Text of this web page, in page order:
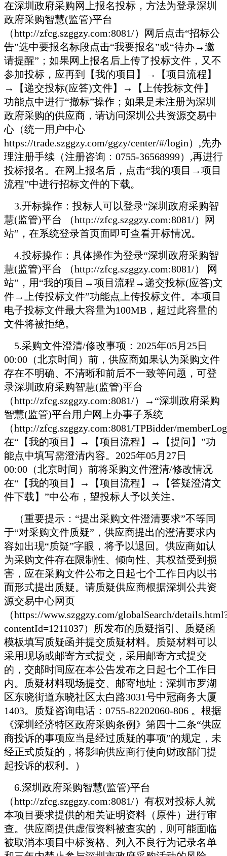
在深圳政府采购网上报名投标，方法为登录深圳
政府采购智慧(监管)平台
（http://zfcg.szggzy.com:8081/）网后点击“招标公
告”选中要报名标段点击“我要报名”或“待办→邀
请提醒”；如果网上报名后上传了投标文件，又不
参加投标，应再到【我的项目】→【项目流程】
→【递交投标(应答)文件】→【上传投标文件】
功能点中进行“撤标”操作；如果是未注册为深圳
政府采购的供应商，请访问深圳公共资源交易中
心（统一用户中心
https://trade.szggzy.com/ggzy/center/#/login）,先办
理注册手续（注册咨询：0755-36568999）,再进行
投标报名。在网上报名后，点击“我的项目→项目
流程”中进行招标文件的下载。
3.开标操作：投标人可以登录“深圳政府采购智
慧(监管)平台 （http://zfcg.szggzy.com:8081/）网
站”，在系统登录首页面即可查看开标情况。
4.投标操作：具体操作为登录“深圳政府采购智
慧(监管)平台 （http://zfcg.szggzy.com:8081/） 网
站”，用“我的项目→项目流程→递交投标(应答)文
件→上传投标文件”功能点上传投标文件。本项目
电子投标文件最大容量为100MB，超过此容量的
文件将被拒绝。
5.采购文件澄清/修改事项：2025年05月25日
00:00（北京时间）前，供应商如果认为采购文件
存在不明确、不清晰和前后不一致等问题，可登
录深圳政府采购智慧(监管)平台
（http://zfcg.szggzy.com:8081/）→“深圳政府采购
智慧(监管)平台用户网上办事子系统
（http://zfcg.szggzy.com:8081/TPBidder/
在“【我的项目】→【项目流程】→【提问】”功
能点中填写需澄清内容。2025年05月27日
00:00（北京时间）前将采购文件澄清/修改情况
在“【我的项目】→【项目流程】→【答疑澄清文
件下载】”中公布，望投标人予以关注。
（重要提示：“提出采购文件澄清要求”不等同
于“对采购文件质疑”，供应商提出的澄清要求内
容如出现“质疑”字眼，将予以退回。供应商如认
为采购文件存在限制性、倾向性、其权益受到损
害，应在采购文件公布之日起七个工作日内以书
面形式提出质疑。请质疑供应商根据深圳公共资
源交易中心网页
（https://www.szggzy.com/globalSearch/
contentId=1211037）所发布的质疑指引、质疑函
模板填写质疑函并提交质疑材料。质疑材料可以
采用现场或邮寄方式提交，采用邮寄方式提交
的，交邮时间应在本公告发布之日起七个工作日
内。质疑材料现场提交、邮寄地址：深圳市罗湖
区东晓街道东晓社区太白路3031号中冠商务大厦
1403。质疑咨询电话：0755-82202060-806 。根据
《深圳经济特区政府采购条例》第四十二条“供应
商投诉的事项应当是经过质疑的事项”的规定，未
经正式质疑的，将影响供应商行使向财政部门提
起投诉的权利。）
6.深圳政府采购智慧(监管)平台
（http://zfcg.szggzy.com:8081/）有权对投标人就
本项目要求提供的相关证明资料（原件）进行审
查。供应商提供虚假资料被查实的，则可能面临
被取消本项目中标资格、列入不良行为记录名单